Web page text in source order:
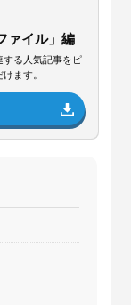
ァイル」編
する人気記事をピ
ます。